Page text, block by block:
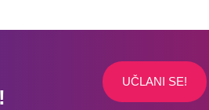
UČLANI SE!